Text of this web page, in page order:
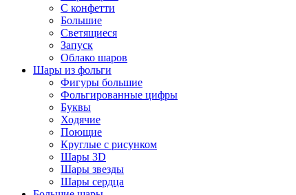
C конфетти
Большие
Светящиеся
Запуск
Облако шаров
Шары из фольги
Фигуры большие
Фольгированные цифры
Буквы
Ходячие
Поющие
Круглые с рисунком
Шары 3D
Шары звезды
Шары сердца